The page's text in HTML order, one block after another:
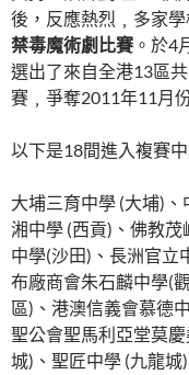
後，反應熱烈﹐多家
禁毒魔術劇比賽 。於4
選出了來自全港13區
賽﹐爭奪2011年11月
以下是18間進入複賽
大埔三育中學 (大埔)
湘中學 (西貢)、佛教
中學(沙田)、長洲官立
布廠商會朱石麟中學(
區)、港澳信義會慕德
聖公會聖馬利亞堂莫
城)、聖匠中學 (九龍